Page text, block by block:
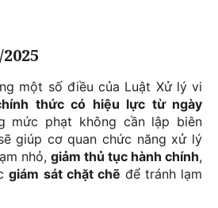
một số điều của Luật Xử lý vi
thức có hiệu lực từ ngày
mức phạt không cần lập biên
giúp cơ quan chức năng xử lý
nhỏ, giảm thủ tục hành chính,
giám sát chặt chẽ để tránh lạm